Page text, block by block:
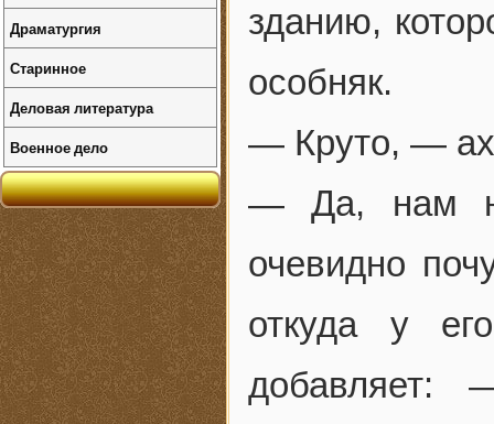
зданию,
особняк.
— Круто, —
— Да, нам
очевидно
откуда у
Драматургия
Старинное
Деловая литература
Военное дело